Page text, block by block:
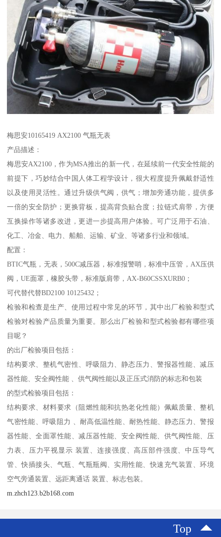
梅思安10165419 AX2100 气瓶无表
产品描述：
梅思安AX2100，作为MSA推出的新一代，在延续前一代安全性能的
前提下，巧妙结合中国人体工程学设计，很大程度提升佩戴舒适性
以及使用灵活性。通过升级供气阀，供气；增加旁通功能，提供多
一倍的安全防护；更换背板，提高背负贴合度；拉链式肩带，方便
互换操作等诸多改进，更进一步提高用户体验。可广泛用于石油、
化工、冶金、电力、船舶、运输、矿业、等诸多行业和领域。
配置：
BTIC气瓶，无表，500C减压器，标准报警哨，标准中压管，AX压供
阀，UE面罩，橡胶头带，标准版肩带，AX-B60CSSXURB0；
可代替代替BD2100 10125432；
检验和检查是生产、使用过程中常见的环节，其中出厂检验和型式
检验对检验产品质量为重要。那么出厂检验和型式检验都有哪些项
目呢？
的出厂检验项目包括：
结构要求、整机气密性、呼吸阻力、静态压力、警报器性能、减压
器性能、安全阀性能 、供气阀性能以及正压式消防的标志和包装
的型式检验项目包括：
结构要求、材料要求（阻燃性能和抗热老化性能）佩戴质量、整机
气密性能、呼吸阻力 、耐高低温性能、耐热性能、静态压力、警报
器性能、全面罩性能、减压器性能、安全阀性能、供气阀性能、压
力表、压力平视显示 装置、连接强度、高压部件强度、中压导气
管、快插接头、气瓶、气瓶瓶阀、实用性能、快速充气装置、环境
空气旁通装置、远距离通话 装置、标志包装。
m.zhch123.b2b168.com
Top